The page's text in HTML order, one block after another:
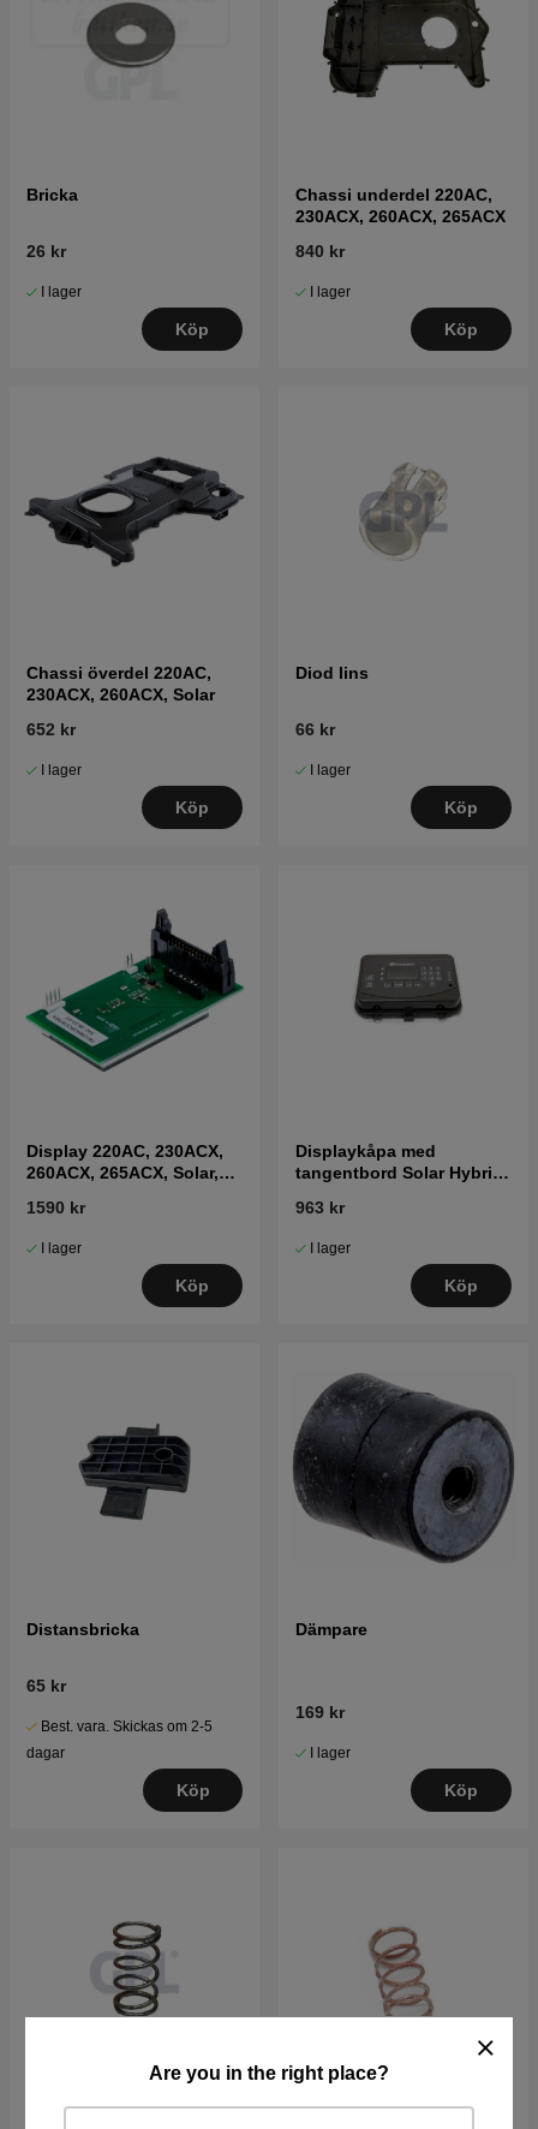
Are you in the right place?
Bricka
26 kr
I lager
Köp
Chassi underdel 220AC,
230ACX, 260ACX, 265ACX
840 kr
I lager
Köp
Chassi överdel 220AC,
230ACX, 260ACX, Solar
652 kr
I lager
Köp
Diod lins
66 kr
I lager
Köp
Display 220AC, 230ACX,
260ACX, 265ACX, Solar,
1590 kr
I lager
Köp
Displaykåpa med
tangentbord Solar Hybrid
963 kr
I lager
Köp
Distansbricka
65 kr
Best. vara. Skickas om 2-5
dagar
Köp
Dämpare
169 kr
I lager
Köp